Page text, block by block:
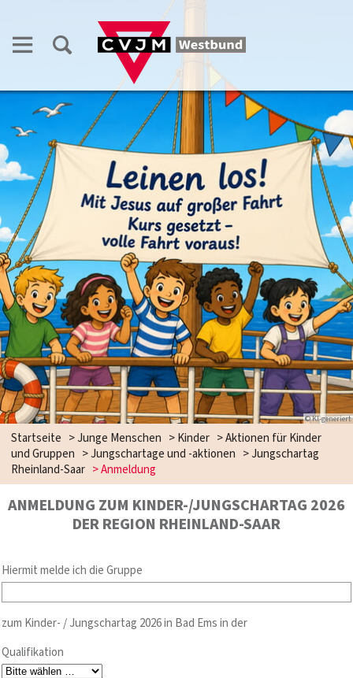
© KI-generiert
Startseite >Junge Menschen >Kinder >Aktionen für Kinder
und Gruppen >Jungschartage und -aktionen >Jungschartag
Rheinland-Saar >Anmeldung
ANMELDUNG ZUM KINDER-/JUNGSCHARTAG 2026
DER REGION RHEINLAND-SAAR
Hiermit melde ich die Gruppe
zum Kinder- / Jungschartag 2026 in Bad Ems in der
Qualifikation